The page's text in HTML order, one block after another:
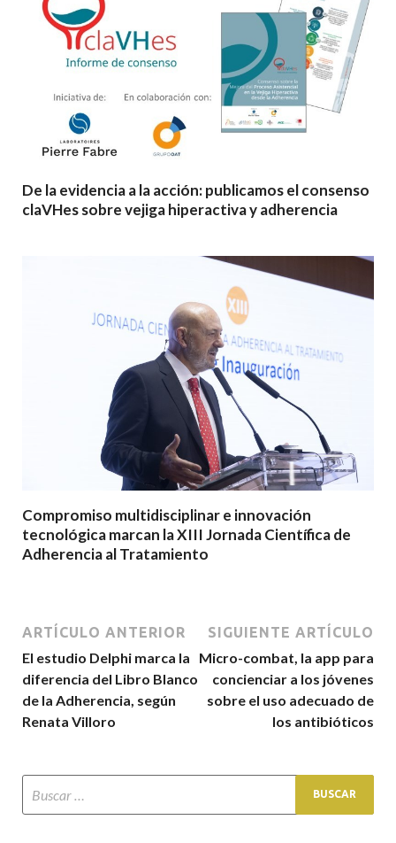
De la evidencia a la acción: publicamos el consenso
claVHes sobre vejiga hiperactiva y adherencia
Compromiso multidisciplinar e innovación
tecnológica marcan la XIII Jornada Científica de
Adherencia al Tratamiento
ARTÍCULO ANTERIOR
El estudio Delphi marca la
diferencia del Libro Blanco
de la Adherencia, según
Renata Villoro
SIGUIENTE ARTÍCULO
Micro-combat, la app para
concienciar a los jóvenes
sobre el uso adecuado de
los antibióticos